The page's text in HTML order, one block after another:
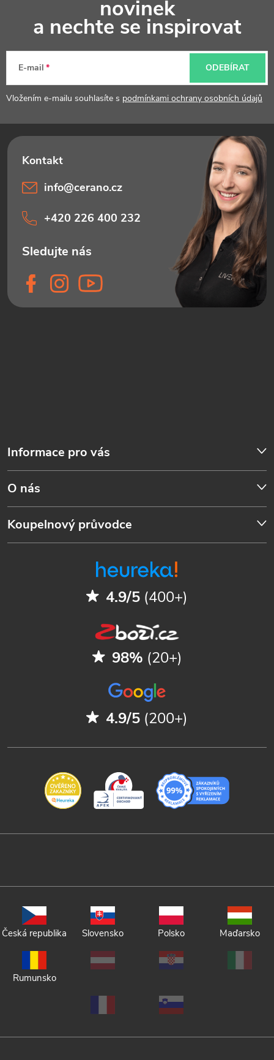
a
novinek
a nechte se inspirovat
E-mail
Vložením e-mailu souhlasíte s podmínkami ochrany osobních údajů
ODEBÍRAT
Informace pro vás
O nás
Koupelnový průvodce
info@cerano.cz
+420 226 400 232
4.9/5 (400+)
98% (20+)
4.9/5 (200+)
Česká republika Slovensko Polsko Maďarsko
Rumunsko